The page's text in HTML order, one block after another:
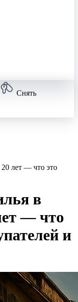
Снять
лет — что это
в
— что
и